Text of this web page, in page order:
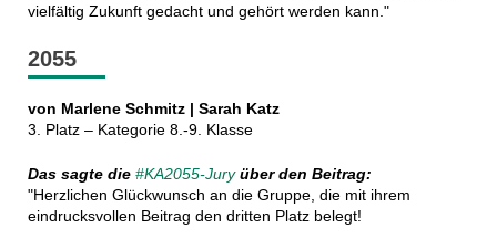
vielfältig Zukunft gedacht und gehört werden kann."
2055
von Marlene Schmitz | Sarah Katz
3. Platz – Kategorie 8.-9. Klasse
Das sagte die #KA2055-Juryüber den Beitrag:
"Herzlichen Glückwunsch an die Gruppe, die mit ihrem
eindrucksvollen Beitrag den dritten Platz belegt!